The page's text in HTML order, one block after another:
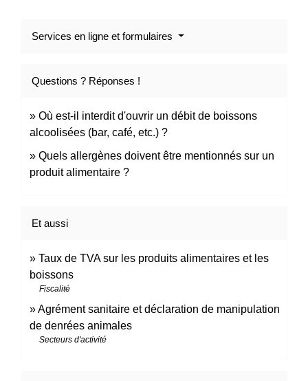
Services en ligne et formulaires
Questions ? Réponses !
Où est-il interdit d'ouvrir un débit de boissons
alcoolisées (bar, café, etc.) ?
Quels allergènes doivent être mentionnés sur un
produit alimentaire ?
Et aussi
Taux de TVA sur les produits alimentaires et les
boissons
Fiscalité
Agrément sanitaire et déclaration de manipulation
de denrées animales
Secteurs d'activité